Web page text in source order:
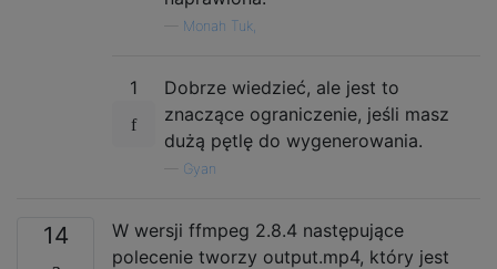
Monah Tuk,
1
Dobrze wiedzieć, ale jest to
znaczące ograniczenie, jeśli masz
dużą pętlę do wygenerowania.
Gyan
14
W wersji ffmpeg 2.8.4 następujące
polecenie tworzy output.mp4, który jest